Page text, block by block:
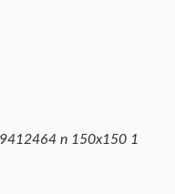
n 150x150 1